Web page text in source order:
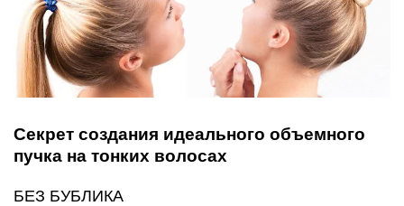
Секрет создания идеального объемного
пучка на тонких волосах
БЕЗ БУБЛИКА